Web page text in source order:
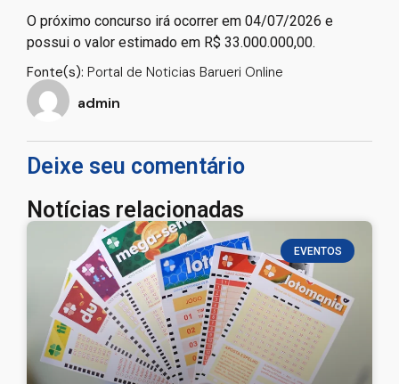
O próximo concurso irá ocorrer em 04/07/2026 e
possui o valor estimado em R$ 33.000.000,00.
Fonte(s): Portal de Noticias Barueri Online
admin
Deixe seu comentário
Notícias relacionadas
EVENTOS